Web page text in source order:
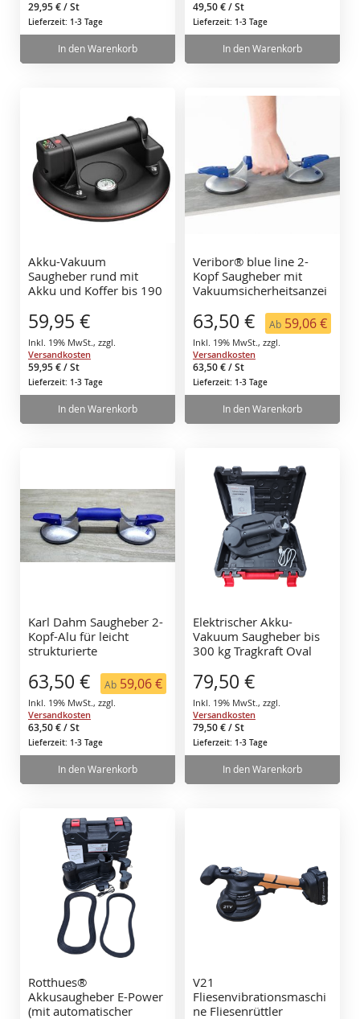
29,95 €/ St
Lieferzeit: 1-3 Tage
In den Warenkorb
49,50 €/ St
Lieferzeit: 1-3 Tage
In den Warenkorb
Akku-Vakuum
Saugheber rund mit
Akku und Koffer bis 190
nachsaugend
59,95 €
Inkl. 19% MwSt. , zzgl.
Versandkosten
59,95 €/ St
Lieferzeit: 1-3 Tage
In den Warenkorb
Veribor® blue line 2-
Kopf Saugheber mit
Vakuumsicherheitsanzei
63,50 € Ab 59,06 €
Inkl. 19% MwSt. , zzgl.
Versandkosten
63,50 €/ St
Lieferzeit: 1-3 Tage
In den Warenkorb
Karl Dahm Saugheber 2-
Kopf-Alu für leicht
strukturierte
63,50 € Ab 59,06 €
Inkl. 19% MwSt. , zzgl.
Versandkosten
63,50 €/ St
Lieferzeit: 1-3 Tage
In den Warenkorb
Elektrischer Akku-
Vakuum Saugheber bis
300 kg Tragkraft Oval
nachsaugend
79,50 €
Inkl. 19% MwSt. , zzgl.
Versandkosten
79,50 €/ St
Lieferzeit: 1-3 Tage
In den Warenkorb
Rotthues®
Akkusaugheber E-Power
(mit automatischer
V21
Fliesenvibrationsmaschi
ne Fliesenrüttler